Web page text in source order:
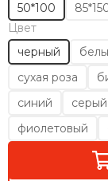
50*100
Цвет
черный
сухая роза
синий
серый
фиолетовый